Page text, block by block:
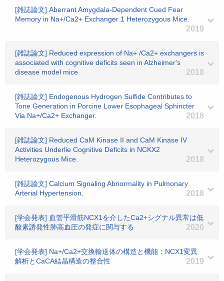
[雑誌論文] Aberrant Amygdala-Dependent Cued Fear
Memory in Na+/Ca2+ Exchanger 1 Heterozygous Mice.
2019
[雑誌論文] Reduced expression of Na+ /Ca2+ exchangers is
associated with cognitive deficits seen in Alzheimer's
disease model mice
2018
[雑誌論文] Endogenous Hydrogen Sulfide Contributes to
Tone Generation in Porcine Lower Esophageal Sphincter
Via Na+/Ca2+ Exchanger.
2018
[雑誌論文] Reduced CaM Kinase II and CaM Kinase IV
Activities Underlie Cognitive Deficits in NCKX2
Heterozygous Mice.
2018
[雑誌論文] Calcium Signaling Abnormality in Pulmonary
Arterial Hypertension.
2018
[学会発表] 血管平滑筋NCX1を介したCa2+シグナル異常は低
酸素誘発性肺高血圧の発症に関与する
2020
[学会発表] Na+/Ca2+交換輸送体の構造と機能：NCX1変異
解析とCaCA結晶構造の整合性
2019